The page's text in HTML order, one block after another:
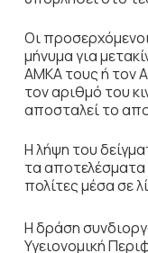
Οι
μήνυμα για
ΑΜΚΑ τους ή τον
τον αριθμό του
αποσταλεί το
Η λήψη του
τα
πολίτες μέσα σε
Η δράση
Υγειονομική